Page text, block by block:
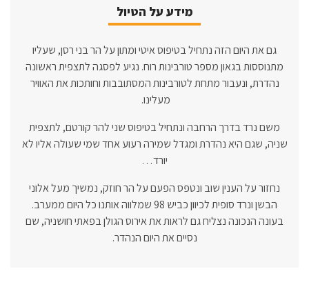
מידע על הטיול
גם את היום הזה נתחיל בטיפוס איטי ומתון על הר בני רסן, שעליו
מתנוססות בגאון מספר טורבינות רוח. נגיע לפסגה לתצפית ראשונה
נהדרת, ונעבור מתחת לטורבינות המסתובבות וחותכות את האוויר
מעלינו.
משם נרד בדרך הרחבה ונתחיל בטיפוס שני להר קורטם, לתצפית
שניה, שגם היא נהדרת ומגדל שמירה רעוע אחד שמי שעולה אליו לא
יורד…
נחזור על הענין שוב ונטפס הפעם על הר חוזק, נמשיך מעל אלוני
הבשן ונרד סופית לכיוון כביש 98 שמלווה אותנו כל היום ממערב.
בעונה הנכונה נצליח גם לראות את אירוס הגולן בפאתי חושניה, שם
נסיים את היום הנהדר.